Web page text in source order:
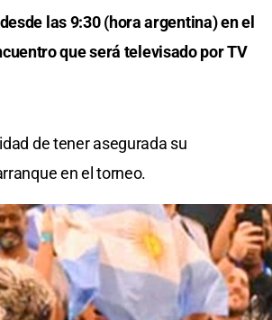
las 9:30 (hora argentina) en el
que será televisado por TV
de tener asegurada su
en el torneo.